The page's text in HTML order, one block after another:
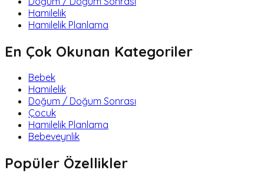
Hamilelik
Hamilelik Planlama
En Çok Okunan Kategoriler
Bebek
Hamilelik
Doğum / Doğum Sonrası
Çocuk
Hamilelik Planlama
Bebeveynlik
Popüler Özellikler